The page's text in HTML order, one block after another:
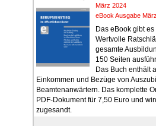
März 2024
eBook Ausgabe
Das eBook gibt
Wertvolle
gesamte
150 Seiten
Das Buch enthält
Einkommen und Bezüge von
Beamtenanwärtern. Das komplette
PDF-Dokument für 7,50 Euro und
zugesandt.